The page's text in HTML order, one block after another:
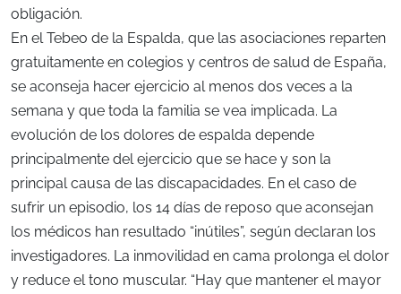
obligación.
En el Tebeo de la Espalda, que las asociaciones reparten
gratuitamente en colegios y centros de salud de España,
se aconseja hacer ejercicio al menos dos veces a la
semana y que toda la familia se vea implicada. La
evolución de los dolores de espalda depende
principalmente del ejercicio que se hace y son la
principal causa de las discapacidades. En el caso de
sufrir un episodio, los 14 días de reposo que aconsejan
los médicos han resultado “inútiles”, según declaran los
investigadores. La inmovilidad en cama prolonga el dolor
y reduce el tono muscular. “Hay que mantener el mayor